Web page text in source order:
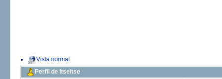
Vista normal
Perfil de Itseitse